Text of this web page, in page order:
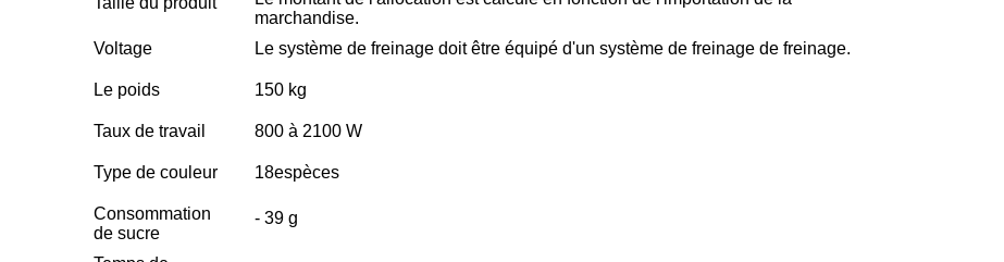
marchandise.
Voltage
Le système de freinage doit être équipé d'un système de freinage de freinage.
Le poids 150 kg
Taux de travail 800 à 2100 W
Type de couleur 18espèces
Consommation
de sucre
- 39 g